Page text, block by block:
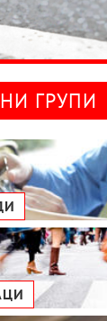
ГРУПИ